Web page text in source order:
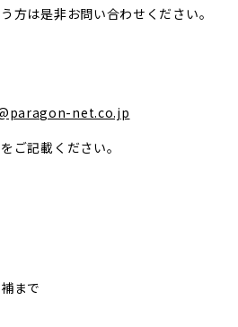
方は是非お問い合わせください。
net.co.jp
ご記載ください。
まで